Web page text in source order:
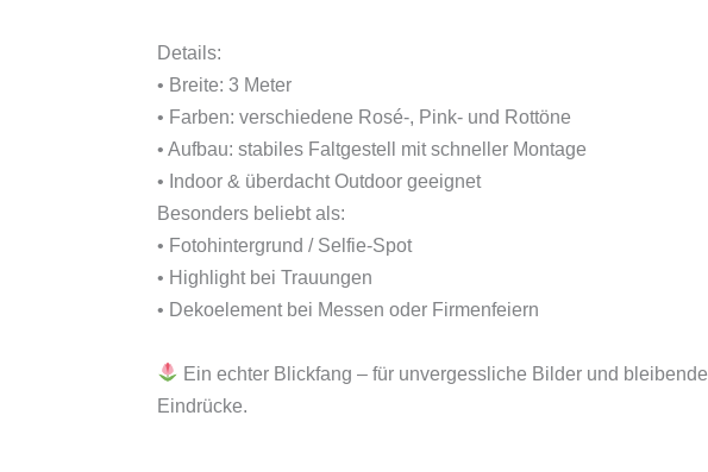
Details:
• Breite: 3 Meter
• Farben: verschiedene Rosé-, Pink- und Rottöne
• Aufbau: stabiles Faltgestell mit schneller Montage
• Indoor & überdacht Outdoor geeignet
Besonders beliebt als:
• Fotohintergrund / Selfie-Spot
• Highlight bei Trauungen
• Dekoelement bei Messen oder Firmenfeiern
Ein echter Blickfang – für unvergessliche Bilder und bleibende
Eindrücke.